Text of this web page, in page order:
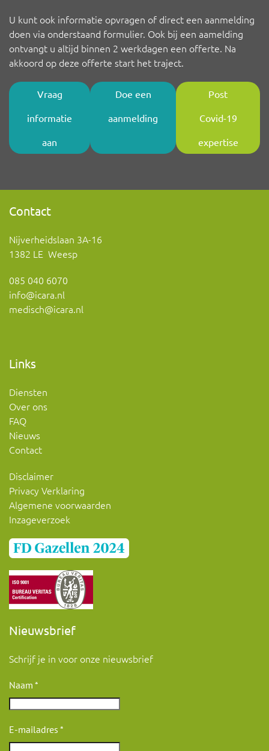
U kunt ook informatie opvragen of direct een aanmelding
doen via onderstaand formulier. Ook bij een aamelding
ontvangt u altijd binnen 2 werkdagen een offerte. Na
akkoord op deze offerte start het traject.
Vraag
informatie
aan
Doe een
aanmelding
Post
Covid-19
expertise
Contact
Nijverheidslaan 3A-16
1382 LE Weesp
085 040 6070
info@icara.nl
medisch@icara.nl
Links
Diensten
Over ons
FAQ
Nieuws
Contact
Disclaimer
Privacy Verklaring
Algemene voorwaarden
Inzageverzoek
Nieuwsbrief
Schrijf je in voor onze nieuwsbrief
Naam *
E-mailadres *